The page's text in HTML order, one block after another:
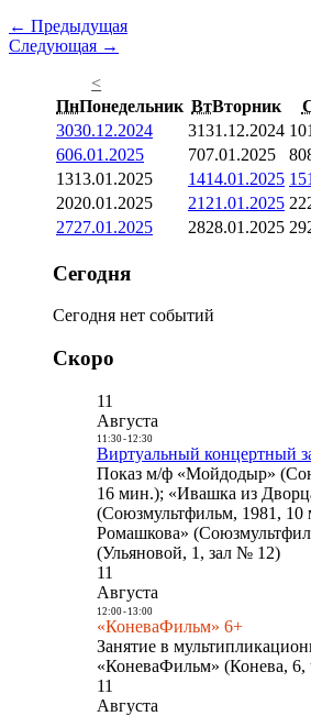
← Предыдущая
Следующая →
<
ПнПонедельник ВтВторник
3030.12.2024 3131.12.2024 1
606.01.2025 707.01.2025 8
1313.01.2025 1414.01.2025 15
2020.01.2025 21 21.01.2025 22
2727.01.2025 2828.01.2025 29
Сегодня
Сегодня нет событий
Скоро
11
Августа
11:30- 12:30
Виртуальный концертный
Показ м/ф «Мойдодыр»
16 мин.); «Ивашка из
(Союзмультфильм, 1981, 10
Ромашкова»
(Ульяновой, 1, зал № 12)
11
Августа
12:00- 13:00
«КоневаФильм» 6+
Занятие в
«КоневаФильм» (Конева, 6,
11
Августа